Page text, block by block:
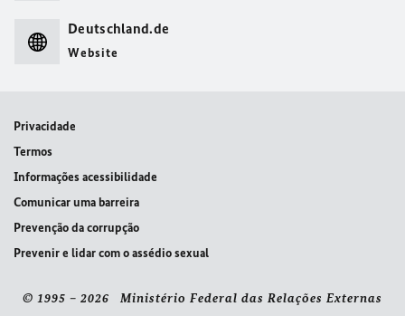
Deutschland.de
Website
Privacidade
Termos
Informações acessibilidade
Comunicar uma barreira
Prevenção da corrupção
Prevenir e lidar com o assédio sexual
© 1995 – 2026 Ministério Federal das Relações Externas